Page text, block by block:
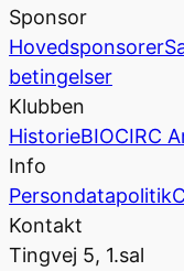
Sponsor
Hovedsponsorer
betingelser
Klubben
HistorieBIOCIRC
Info
Persondatapolitik
Kontakt
Tingvej 5, 1.sal